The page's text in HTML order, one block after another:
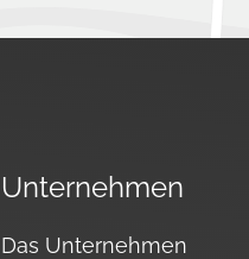
Unternehmen
Das Unternehmen